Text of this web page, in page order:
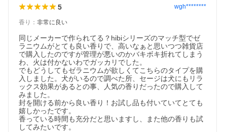
大人気商品のマッチ型お香「hibi」と同じお香メーカーが手掛ける
毎日使いたいお香「Daily」です。シンプルで飽きのこないDailyは
日本一の線香、お香の産地としても知られている兵庫県淡路島で
生まれました。最高の素材を使い、歴史ある技術で作られた本当
に自然しか生み出すことのできない天然の香りをお楽しみくださ
い。
5 wgh********
香り ： 非常に良い
同じメーカーで作られてる？hibiシリーズのマッチ型でゼ
ラニウムがとても良い香りで、高いなぁと思いつつ雑貨店
で購入したのですが管理が悪いのかバキボキ折れてしまう
わ、火は付かないわでガッカリでした。
でもどうしてもゼラニウムが欲しくてこちらのタイプを購
入しました。犬がいるので調べた所、セージは犬にもリラ
ックス効果があるとの事、人気の香りだったので購入して
みました。
封を開ける前から良い香り！お試し品も付いていてとても
嬉しかったです。
香っている時間も充分だと思いますし、また他の香りも試
してみたいです。